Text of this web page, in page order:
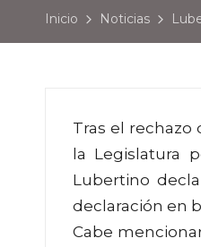
Inicio Noticias
Tras el
la Legislatura
Lubertino
declaración en
Cabe